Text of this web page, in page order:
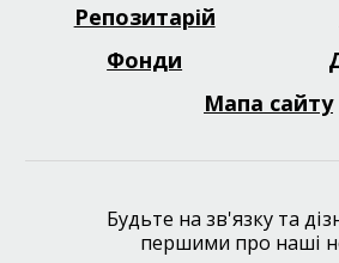
FooterРепозитарій
Фонди
Мапа сайту
Будьте на зв'язку та
першими про наші